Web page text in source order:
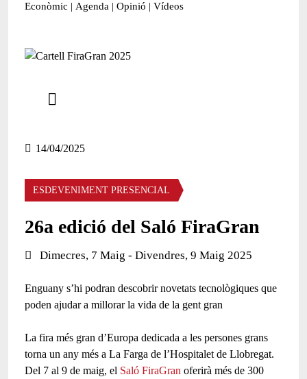
Econòmic | Agenda | Opinió | Vídeos
14/04/2025
ESDEVENIMENT PRESENCIAL
26a edició del Saló FiraGran
Data de l'esdeveniment:
Dimecres, 7 Maig - Divendres, 9 Maig 2025
Enguany s’hi podran descobrir novetats tecnològiques que
poden ajudar a millorar la vida de la gent gran
La fira més gran d’Europa dedicada a les persones grans
torna un any més a La Farga de l’Hospitalet de Llobregat.
Del 7 al 9 de maig, el Saló FiraGran oferirà més de 300